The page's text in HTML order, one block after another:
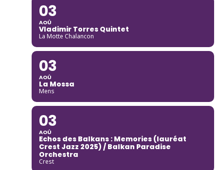
03
AOÛ
Vladimir Torres Quintet
La Motte Chalancon
03
AOÛ
La Mossa
Mens
03
AOÛ
Echos des Balkans : Memories (lauréat
Crest Jazz 2025) / Balkan Paradise
Orchestra
Crest